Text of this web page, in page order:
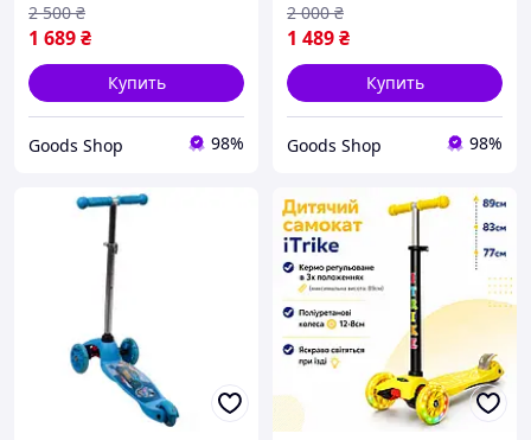
1 689₴
2 500 ₴
Купить
Goods Shop 98%
1 489₴
2 000 ₴
Купить
Goods Shop 98%